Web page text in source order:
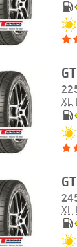
XL
XL